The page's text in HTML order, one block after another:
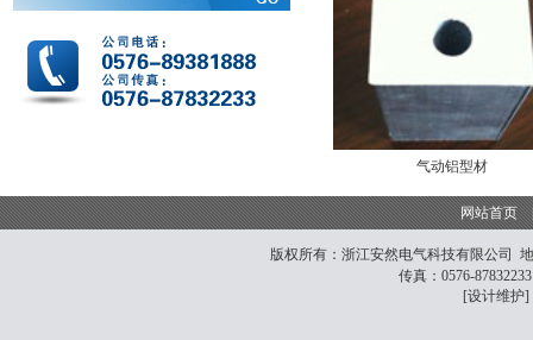
气动铝型材
网站首页
版权所有： 浙江安然电气科技有限公司
传真：0576-
[设计维护